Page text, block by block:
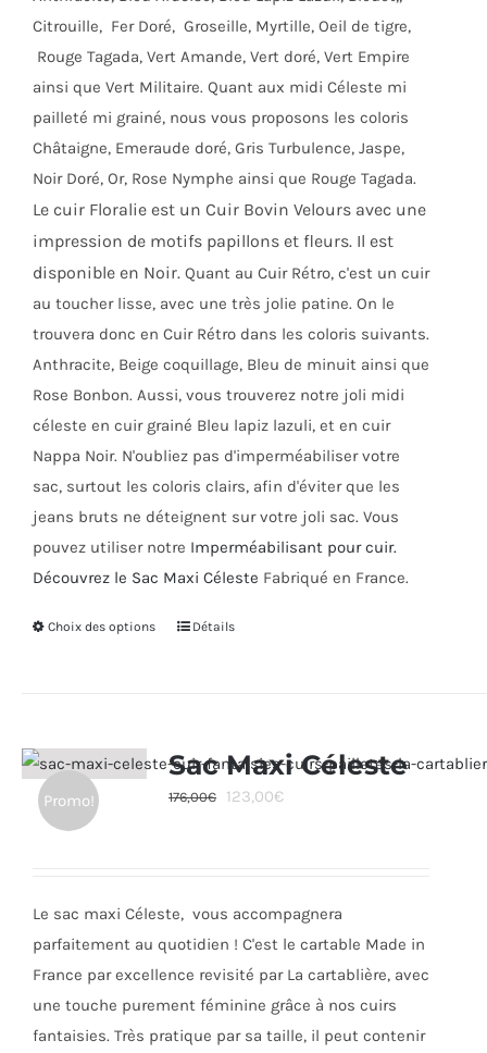
Citrouille, Fer Doré, Groseille, Myrtille, Oeil de tigre,
Rouge Tagada, Vert Amande, Vert doré, Vert Empire
ainsi que Vert Militaire. Quant aux midi Céleste mi
pailleté mi grainé, nous vous proposons les coloris
Châtaigne, Emeraude doré, Gris Turbulence, Jaspe,
Noir Doré, Or, Rose Nymphe ainsi que Rouge Tagada.
Le cuir Floralie est un Cuir Bovin Velours avec une
impression de motifs papillons et fleurs. Il est
disponible en Noir. Quant au Cuir Rétro, c'est un cuir
au toucher lisse, avec une très jolie patine. On le
trouvera donc en Cuir Rétro dans les coloris suivants.
Anthracite, Beige coquillage, Bleu de minuit ainsi que
Rose Bonbon. Aussi, vous trouverez notre joli midi
céleste en cuir grainé Bleu lapiz lazuli, et en cuir
Nappa Noir. N'oubliez pas d'imperméabiliser votre
sac, surtout les coloris clairs, afin d'éviter que les
jeans bruts ne déteignent sur votre joli sac. Vous
pouvez utiliser notre Imperméabilisant pour cuir.
Découvrez le Sac Maxi Céleste Fabriqué en France.
Choix des options
Ce
variations.
Les
sur
page
du
Détails
Promo!
Sac Maxi Céleste
176,00€
Le
176,00€.
123,00€Le
123,00€.
Le sac maxi Céleste, vous accompagnera
parfaitement au quotidien ! C'est le cartable Made in
France par excellence revisité par La cartablière, avec
une touche purement féminine grâce à nos cuirs
fantaisies. Très pratique par sa taille, il peut contenir